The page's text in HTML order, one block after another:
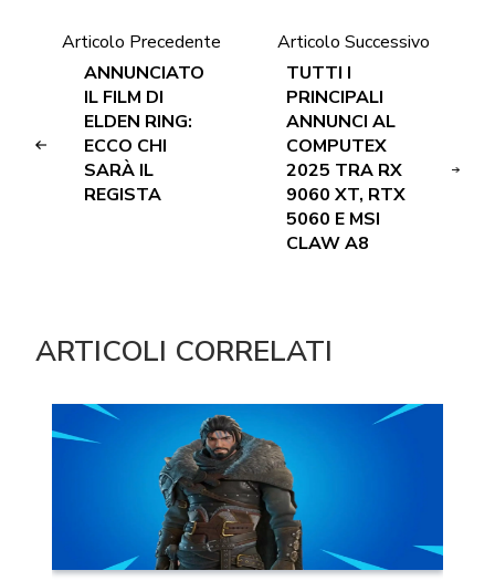
Articolo Precedente
ANNUNCIATO
IL FILM DI
ELDEN RING:
ECCO CHI
SARÀ IL
REGISTA
Articolo Successivo
TUTTI I
PRINCIPALI
ANNUNCI AL
COMPUTEX
2025 TRA RX
9060 XT, RTX
5060 E MSI
CLAW A8
ARTICOLI CORRELATI